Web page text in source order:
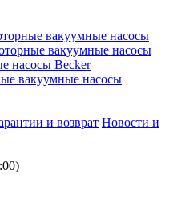
вакуумные насосы
вакуумные насосы
насосы Becker
вакуумные насосы
и возврат Новости и